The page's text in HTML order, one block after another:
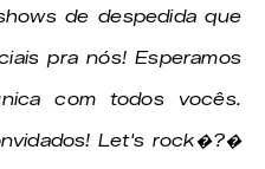
de despedida que
pra nós! Esperamos
com todos vocês.
Let's rock�?�